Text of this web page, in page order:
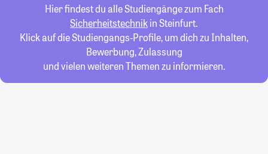
Hier findest du alle Studiengänge zum Fach
Sicherheitstechnikin Steinfurt.
Klick auf die Studiengangs-Profile, um dich zu Inhalten,
Bewerbung, Zulassung
und vielen weiteren Themen zu informieren.